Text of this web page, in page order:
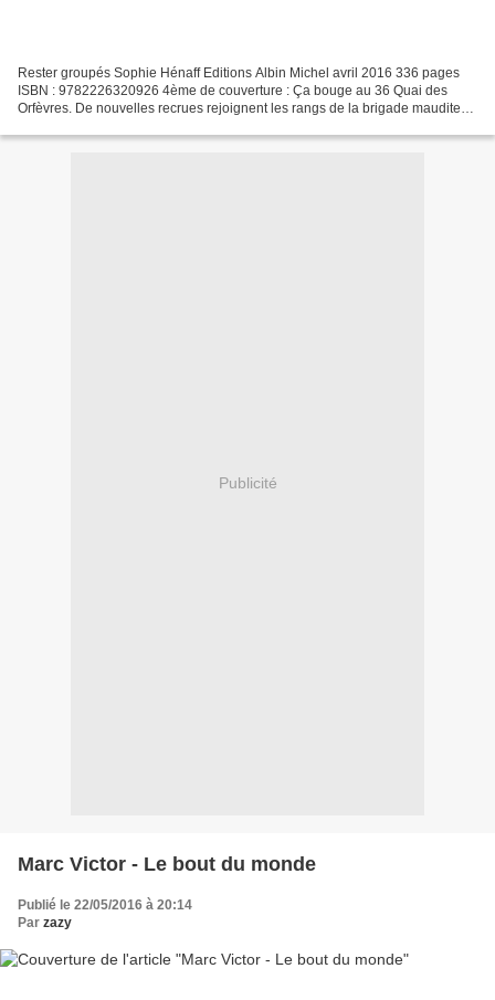
Rester groupés Sophie Hénaff Editions Albin Michel avril 2016 336 pages
ISBN : 9782226320926 4ème de couverture : Ça bouge au 36 Quai des
Orfèvres. De nouvelles recrues rejoignent les rangs de la brigade maudite
Publicité
Marc Victor - Le bout du monde
Publié le 22/05/2016 à 20:14
Par zazy